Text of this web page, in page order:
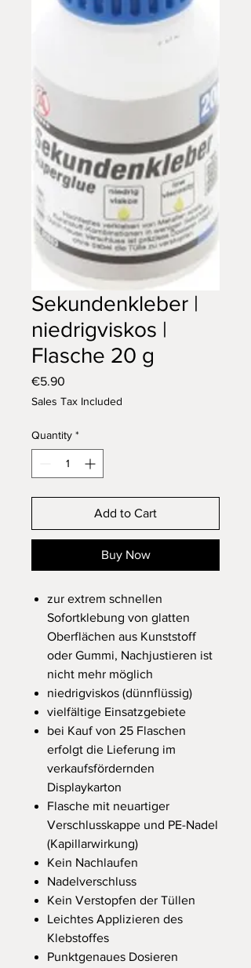
Sekundenkleber |
niedrigviskos |
Flasche 20 g
€5.90
Sales Tax Included
Quantity *
Add to Cart
Buy Now
zur extrem schnellen
Sofortklebung von glatten
Oberflächen aus Kunststoff
oder Gummi, Nachjustieren ist
nicht mehr möglich
niedrigviskos (dünnflüssig)
vielfältige Einsatzgebiete
bei Kauf von 25 Flaschen
erfolgt die Lieferung im
verkaufsfördernden
Displaykarton
Flasche mit neuartiger
Verschlusskappe und PE-Nadel
(Kapillarwirkung)
Kein Nachlaufen
Nadelverschluss
Kein Verstopfen der Tüllen
Leichtes Applizieren des
Klebstoffes
Punktgenaues Dosieren